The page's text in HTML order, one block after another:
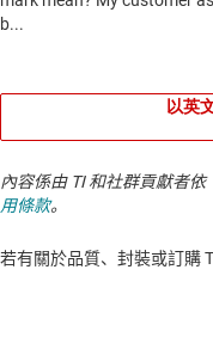
以英
內容係由 TI 和社群貢獻者
用條款。
若有關於品質、封裝或訂購